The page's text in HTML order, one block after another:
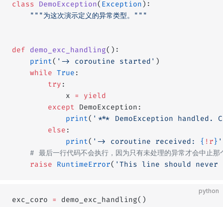
class DemoException( Exception ):
    """为这次演示定义的异常类型。"""
def demo_exc_handling():
    print
( '-> coroutine started' )
    while
True :
        try
:
            x
=
yield
        except
DemoException:
            print
( '*** DemoException
        else
:
            print
( '-> coroutine received: { !r } '
# 最后一行代码不会执行，因为只有未处理的异常才会中止那
    raise
RuntimeError( 'This line should
python
exc_coro = demo_exc_handling()